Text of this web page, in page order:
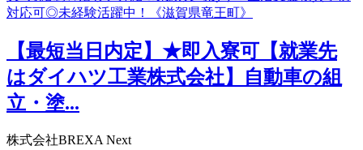
【最短当日内定】★即入寮可【就業先
はダイハツ工業株式会社】自動車の組
立・塗...
株式会社BREXA Next